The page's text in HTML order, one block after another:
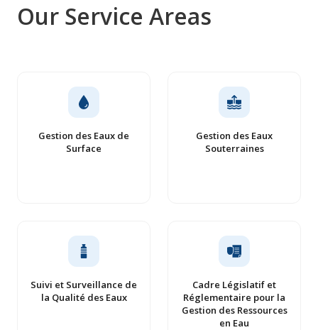
Our Service Areas
Gestion des Eaux de
Surface
Gestion des Eaux
Souterraines
Suivi et Surveillance de
la Qualité des Eaux
Cadre Législatif et
Réglementaire pour la
Gestion des Ressources
en Eau